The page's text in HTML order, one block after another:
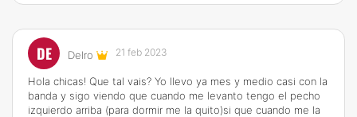
DE Delro 21 feb 2023
Hola chicas! Que tal vais? Yo llevo ya mes y medio casi con la
banda y sigo viendo que cuando me levanto tengo el pecho
izquierdo arriba (para dormir me la quito)si que cuando me la